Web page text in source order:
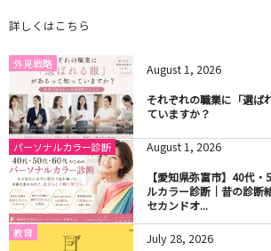
詳しくはこちら
外見戦略 August1, 2026
それぞれの職業に「選ば
ていますか？
パーソナルカラー診断 August1, 2026
【愛知県弥富市】40代
ルカラー診断｜昔の診断
セカンドオ...
教育 July28, 2026